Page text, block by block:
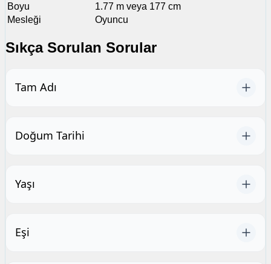
Boyu
1.77 m veya 177 cm
Mesleği
Oyuncu
Sıkça Sorulan Sorular
Tam Adı
Doğum Tarihi
Yaşı
Eşi